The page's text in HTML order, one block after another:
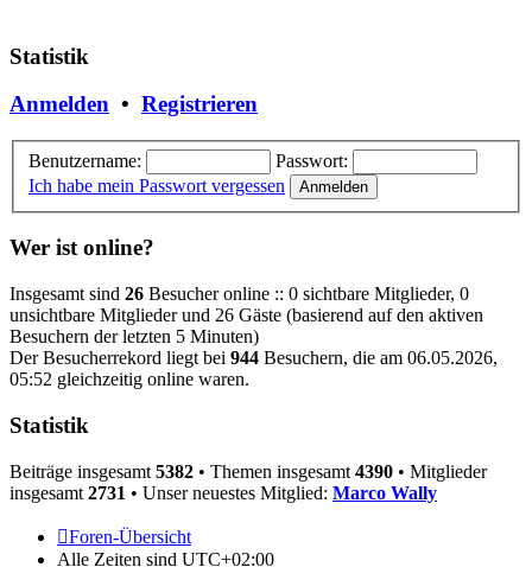
Statistik
Anmelden • Registrieren
Benutzername:
Passwort:
Ich habe mein Passwort vergessen
Wer ist online?
Insgesamt sind 26 Besucher online :: 0 sichtbare Mitglieder, 0
unsichtbare Mitglieder und 26 Gäste (basierend auf den aktiven
Besuchern der letzten 5 Minuten)
Der Besucherrekord liegt bei 944 Besuchern, die am 06.05.2026,
05:52 gleichzeitig online waren.
Statistik
Beiträge insgesamt 5382 • Themen insgesamt 4390 • Mitglieder
insgesamt 2731 • Unser neuestes Mitglied: Marco Wally
Foren-Übersicht
Alle Zeiten sind UTC+02:00